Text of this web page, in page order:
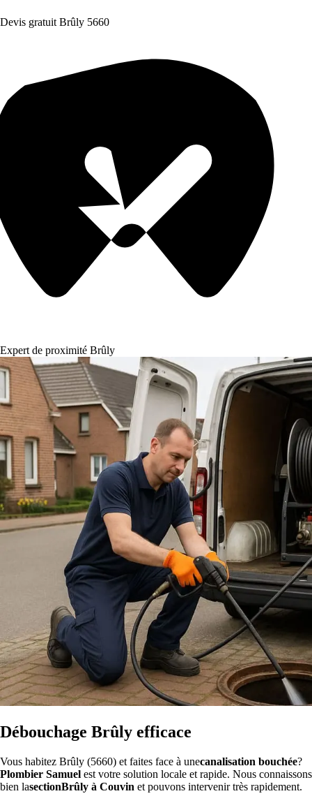
Devis gratuit Brûly 5660
Expert de proximité Brûly
Débouchage Brûly efficace
Vous habitez Brûly (5660) et faites face à unecanalisation bouchée?
Plombier Samuel est votre solution locale et rapide. Nous connaissons
bien lasectionBrûly à Couvin et pouvons intervenir très rapidement.